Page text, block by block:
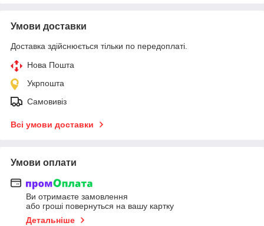
Умови доставки
Доставка здійснюється тільки по передоплаті.
Нова Пошта
Укрпошта
Самовивіз
Всі умови доставки
Умови оплати
Ви отримаєте замовлення
або гроші повернуться на вашу картку
Детальніше